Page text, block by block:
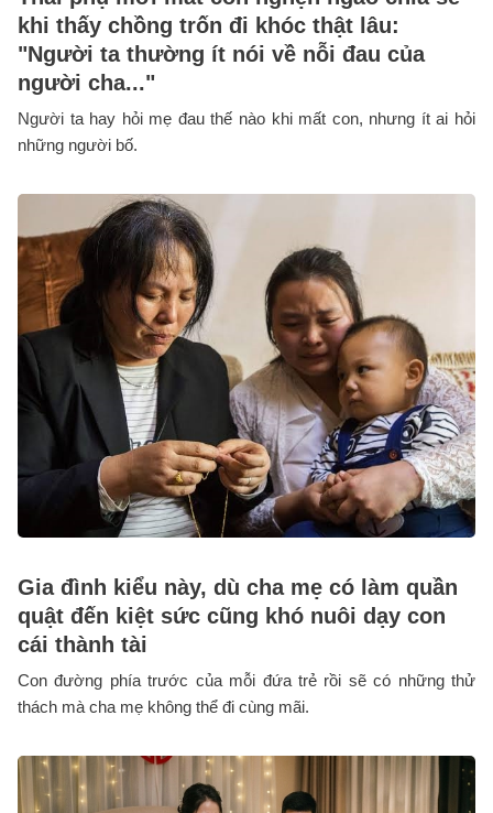
khi thấy chồng trốn đi khóc thật lâu:
"Người ta thường ít nói về nỗi đau của
người cha..."
Người ta hay hỏi mẹ đau thế nào khi mất con, nhưng ít ai hỏi
những người bố.
Gia đình kiểu này, dù cha mẹ có làm quần
quật đến kiệt sức cũng khó nuôi dạy con
cái thành tài
Con đường phía trước của mỗi đứa trẻ rồi sẽ có những thử
thách mà cha mẹ không thể đi cùng mãi.